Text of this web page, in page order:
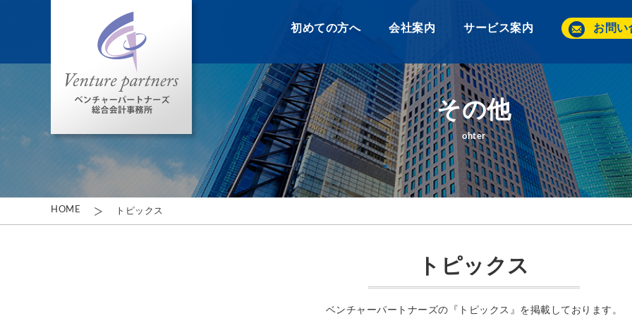
初めての方へ 会社案内 サービス案内 お問い
その他
ohter
HOME トピックス
トピックス
ベンチャーパートナーズの『トピックス』を掲載しております。